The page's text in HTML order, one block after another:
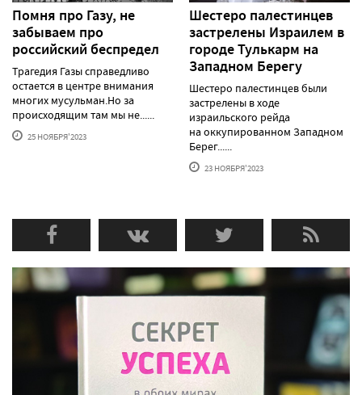
Помня про Газу, не
забываем про
российский беспредел
Трагедия Газы справедливо
остается в центре внимания
многих мусульман.Но за
происходящим там мы не......
25 НОЯБРЯ'2023
Шестеро палестинцев
застрелены Израилем в
городе Тулькарм на
Западном Берегу
Шестеро палестинцев были
застрелены в ходе
израильского рейда
на оккупированном Западном
Берег......
23 НОЯБРЯ'2023